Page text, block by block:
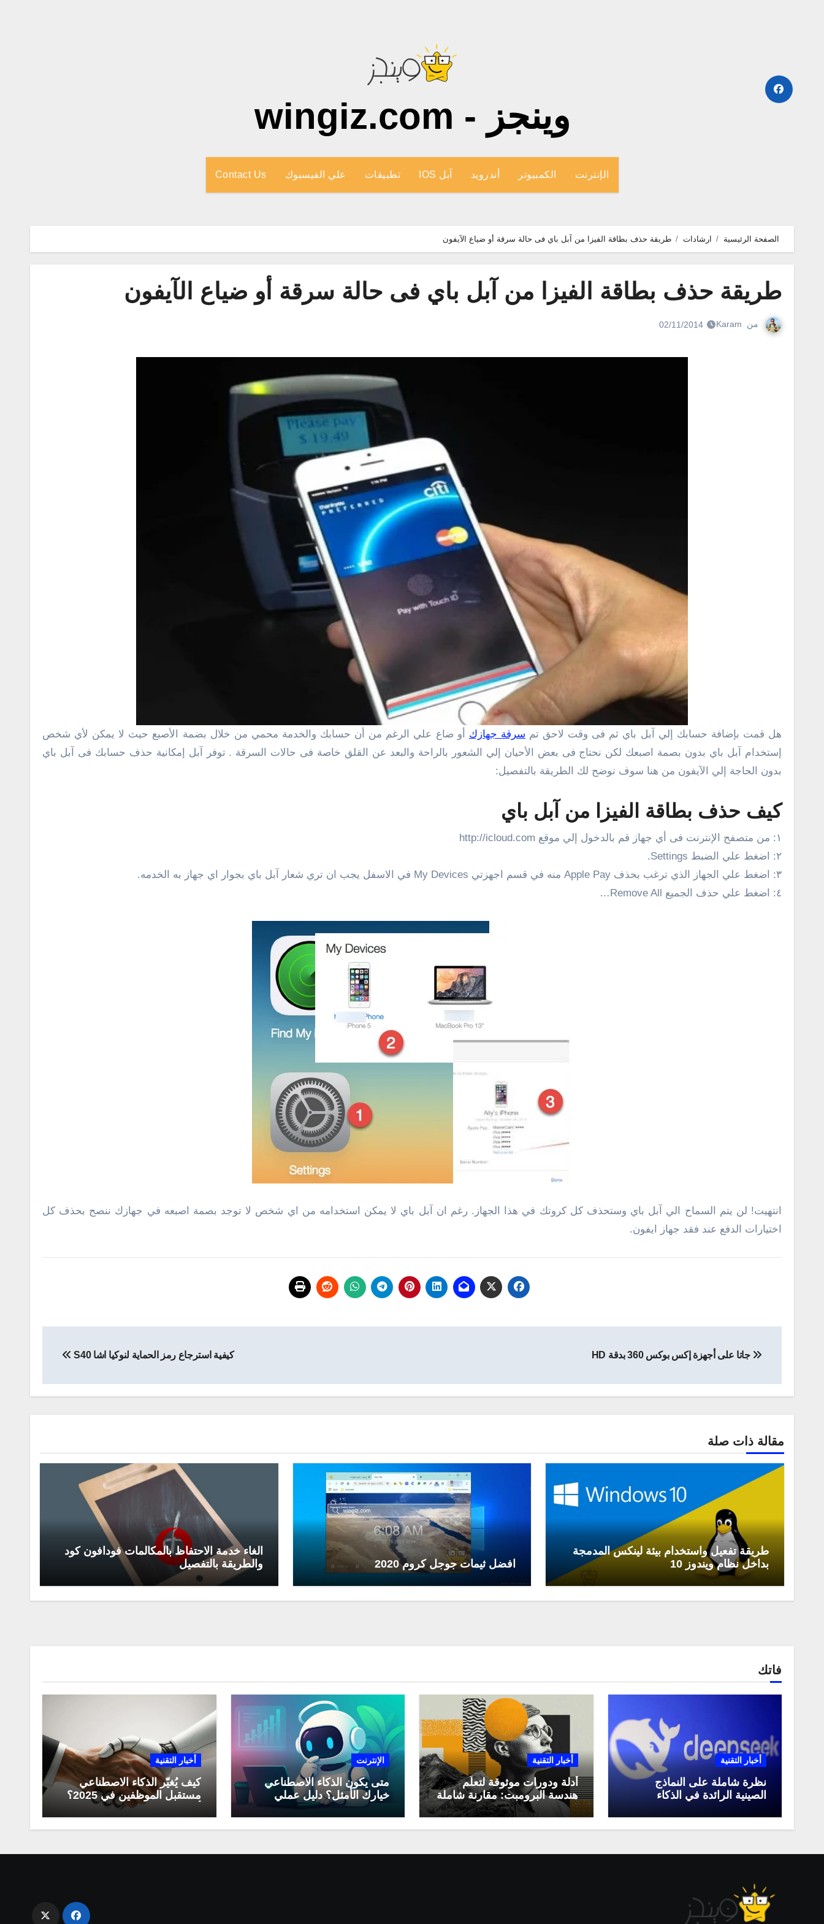
وينجز - wingiz.com
الإنترنت الكمبيوتر أندرويد آبل IOS تطبيقات علي الفيسبوك Contact Us
الصفحة الرئيسية ارشادات طريقة حذف بطاقة الفيزا من آبل باي فى حالة سرقة أو ضياع الآيفون
طريقة حذف بطاقة الفيزا من آبل باي فى حالة سرقة أو ضياع الآيفون
من Karam
02/11/2014
هل قمت بإضافة حسابك إلي آبل باي ثم فى وقت لاحق تم سرقة جهازك أو ضاع علي الرغم من أن حسابك والخدمة محمي من خلال بضمة الأصبع حيث لا يمكن لأي شخص
إستخدام آبل باي بدون بصمة اصبعك لكن نحتاج فى بعض الأحيان إلي الشعور بالراحة والبعد عن القلق خاصة فى حالات السرقة . توفر آبل إمكانية حذف حسابك فى آبل باي
بدون الحاجة إلي الآيفون من هنا سوف نوضح لك الطريقة بالتفصيل:
كيف حذف بطاقة الفيزا من آبل باي
١: من متصفح الإنترنت فى أي جهاز قم بالدخول إلي موقع http://icloud.com
٢: اضغط علي الضبط Settings.
٣: اضغط علي الجهاز الذي ترغب بحذف Apple Pay منه في قسم اجهزتي My Devices في الاسفل يجب ان تري شعار آبل باي بجوار اي جهاز به الخدمه.
٤: اضغط علي حذف الجميع Remove All…
انتهيت! لن يتم السماح الي آبل باي وستحذف كل كروتك في هذا الجهاز. رغم ان آبل باي لا يمكن استخدامه من اي شخص لا توجد بصمة اصبعه في جهازك ننصح بحذف كل
اختيارات الدفع عند فقد جهاز ايفون.
المقالات
جاتا على أجهزة إكس بوكس ​​360 بدقة HD كيفية استرجاع رمز الحماية لنوكيا اشا S40
مقالة ذات صلة
طريقة تفعيل واستخدام بيئة لينكس المدمجة
بداخل نظام ويندوز 10
افضل ثيمات جوجل كروم 2020
الغاء خدمة الاحتفاظ بالمكالمات فودافون كود
والطريقة بالتفصيل
فاتك
أخبار التقنية
نظرة شاملة على النماذج
الصينية الرائدة في الذكاء
وكيف تستفيد منها في عام
2025
أخبار التقنية
أدلة ودورات موثوقة لتعلّم
هندسة البرومبت: مقارنة شاملة
لعام 2025
الإنترنت
متى يكون الذكاء الاصطناعي
خيارك الأمثل؟ دليل عملي
لاستخدامه في العمل اليومي
أخبار التقنية
كيف يُغيّر الذكاء الاصطناعي
مستقبل الموظفين في 2025؟
أبرز التحولات المهنية